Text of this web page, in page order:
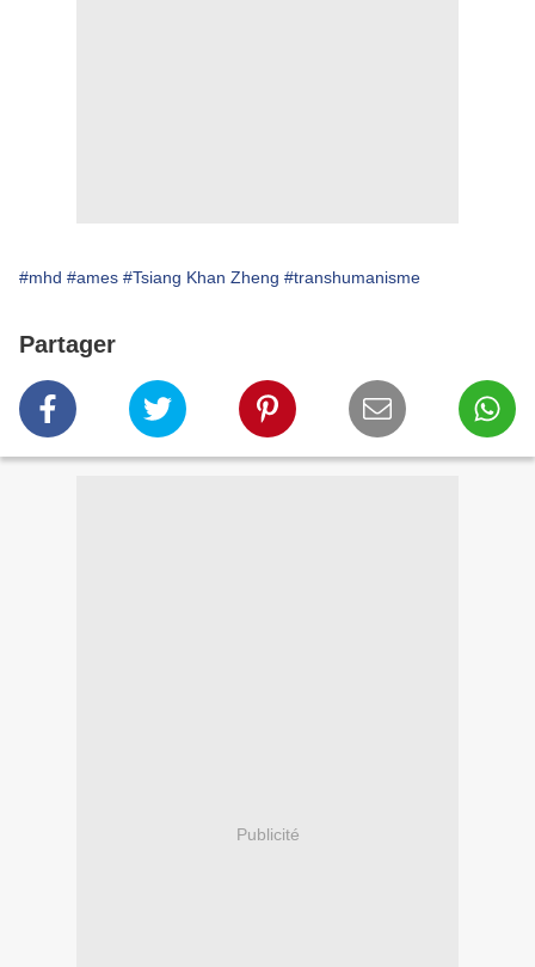
#mhd #ames #Tsiang Khan Zheng #transhumanisme
Partager
Publicité